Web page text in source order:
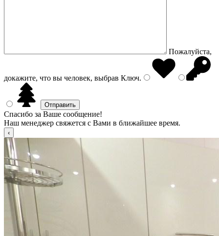
Пожалуйста,
докажите, что вы человек, выбрав Ключ.
Спасибо за Ваше сообщение!
Наш менеджер свяжется с Вами в ближайшее время.